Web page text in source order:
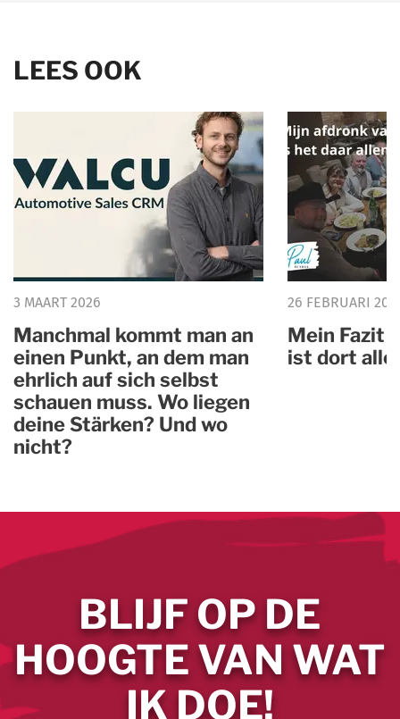
LEES OOK
3 MAART 2026
Manchmal kommt man an
einen Punkt, an dem man
ehrlich auf sich selbst
schauen muss. Wo liegen
deine Stärken? Und wo
nicht?
26 FEBRUARI
Mein Fazit
ist dort
BLIJF OP DE
HOOGTE VAN WAT
IK DOE!